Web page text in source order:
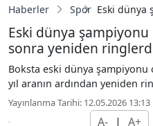
Haberler Spor Eski dünya
Eski dünya şampiyonu
sonra yeniden
Boksta eski dünya
yıl aranın ardından yeniden
Yayınlanma Tarihi: 12.05.2026 13:13
A- | A+